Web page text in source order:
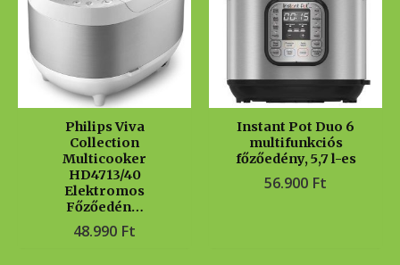
Philips Viva
Collection
Multicooker
HD4713/40
Elektromos
Főzőedén…
48.990 Ft
Instant Pot Duo 6
multifunkciós
főzőedény, 5,7 l-es
56.900 Ft